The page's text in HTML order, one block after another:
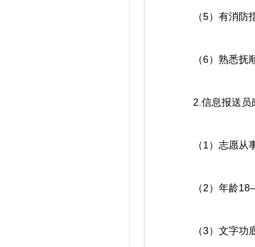
（5）有消防指
（6）熟悉抚顺
2.信息报送员
（1）志愿从事
（2）年龄
（3）文字功底